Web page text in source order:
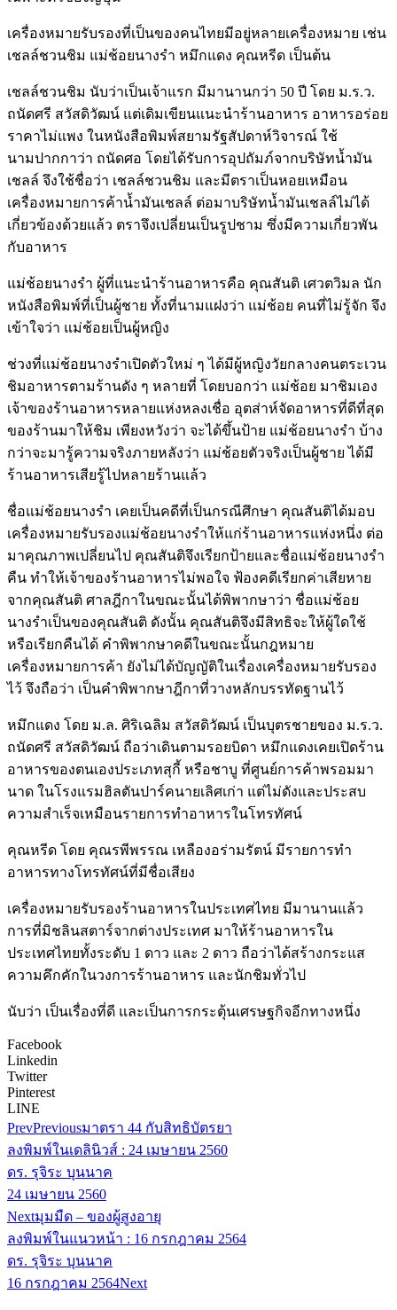
เครื่องหมายรับรองที่เป็นของคนไทยมีอยู่หลายเครื่องหมาย เช่น
เชลล์ชวนชิม แม่ช้อยนางรำ หมึกแดง คุณหรีด เป็นต้น
เชลล์ชวนชิม นับว่าเป็นเจ้าแรก มีมานานกว่า 50 ปี โดย ม.ร.ว.
ถนัดศรี สวัสดิวัฒน์ แต่เดิมเขียนแนะนำร้านอาหาร อาหารอร่อย
ราคาไม่แพง ในหนังสือพิมพ์สยามรัฐสัปดาห์วิจารณ์ ใช้
นามปากกาว่า ถนัดศอ โดยได้รับการอุปถัมภ์จากบริษัทน้ำมัน
เชลล์ จึงใช้ชื่อว่า เชลล์ชวนชิม และมีตราเป็นหอยเหมือน
เครื่องหมายการค้าน้ำมันเชลล์ ต่อมาบริษัทน้ำมันเชลล์ไม่ได้
เกี่ยวข้องด้วยแล้ว ตราจึงเปลี่ยนเป็นรูปชาม ซึ่งมีความเกี่ยวพัน
กับอาหาร
แม่ช้อยนางรำ ผู้ที่แนะนำร้านอาหารคือ คุณสันติ เศวตวิมล นัก
หนังสือพิมพ์ที่เป็นผู้ชาย ทั้งที่นามแฝงว่า แม่ช้อย คนที่ไม่รู้จัก จึง
เข้าใจว่า แม่ช้อยเป็นผู้หญิง
ช่วงที่แม่ช้อยนางรำเปิดตัวใหม่ ๆ ได้มีผู้หญิงวัยกลางคนตระเวน
ชิมอาหารตามร้านดัง ๆ หลายที่ โดยบอกว่า แม่ช้อย มาชิมเอง
เจ้าของร้านอาหารหลายแห่งหลงเชื่อ อุตส่าห์จัดอาหารที่ดีที่สุด
ของร้านมาให้ชิม เพียงหวังว่า จะได้ขึ้นป้าย แม่ช้อยนางรำ บ้าง
กว่าจะมารู้ความจริงภายหลังว่า แม่ช้อยตัวจริงเป็นผู้ชาย ได้มี
ร้านอาหารเสียรู้ไปหลายร้านแล้ว
ชื่อแม่ช้อยนางรำ เคยเป็นคดีที่เป็นกรณีศึกษา คุณสันติได้มอบ
เครื่องหมายรับรองแม่ช้อยนางรำให้แก่ร้านอาหารแห่งหนึ่ง ต่อ
มาคุณภาพเปลี่ยนไป คุณสันติจึงเรียกป้ายและชื่อแม่ช้อยนางรำ
คืน ทำให้เจ้าของร้านอาหารไม่พอใจ ฟ้องคดีเรียกค่าเสียหาย
จากคุณสันติ ศาลฎีกาในขณะนั้นได้พิพากษาว่า ชื่อแม่ช้อย
นางรำเป็นของคุณสันติ ดังนั้น คุณสันติจึงมีสิทธิจะให้ผู้ใดใช้
หรือเรียกคืนได้ คำพิพากษาคดีในขณะนั้นกฎหมาย
เครื่องหมายการค้า ยังไม่ได้บัญญัติในเรื่องเครื่องหมายรับรอง
ไว้ จึงถือว่า เป็นคำพิพากษาฎีกาที่วางหลักบรรทัดฐานไว้
หมึกแดง โดย ม.ล. ศิริเฉลิม สวัสดิวัฒน์ เป็นบุตรชายของ ม.ร.ว.
ถนัดศรี สวัสดิวัฒน์ ถือว่าเดินตามรอยบิดา หมึกแดงเคยเปิดร้าน
อาหารของตนเองประเภทสุกี้ หรือชาบู ที่ศูนย์การค้าพรอมมา
นาด ในโรงแรมฮิลตันปาร์คนายเลิศเก่า แต่ไม่ดังและประสบ
ความสำเร็จเหมือนรายการทำอาหารในโทรทัศน์
คุณหรีด โดย คุณรพีพรรณ เหลืองอร่ามรัตน์ มีรายการทำ
อาหารทางโทรทัศน์ที่มีชื่อเสียง
เครื่องหมายรับรองร้านอาหารในประเทศไทย มีมานานแล้ว
การที่มิชลินสตาร์จากต่างประเทศ มาให้ร้านอาหารใน
ประเทศไทยทั้งระดับ 1 ดาว และ 2 ดาว ถือว่าได้สร้างกระแส
ความคึกคักในวงการร้านอาหาร และนักชิมทั่วไป
นับว่า เป็นเรื่องที่ดี และเป็นการกระตุ้นเศรษฐกิจอีกทางหนึ่ง
Facebook
Linkedin
Twitter
Pinterest
LINE
PrevPreviousมาตรา 44 กับสิทธิบัตรยา
ลงพิมพ์ในเดลินิวส์ : 24 เมษายน 2560
ดร. รุจิระ บุนนาค
24 เมษายน 2560
Nextมุมมืด – ของผู้สูงอายุ
ลงพิมพ์ในแนวหน้า : 16 กรกฎาคม 2564
ดร. รุจิระ บุนนาค
16 กรกฎาคม 2564Next